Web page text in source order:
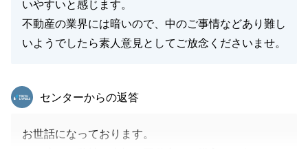
いやすいと感じます。
不動産の業界には暗いので、中のご事情などあり難し
いようでしたら素人意見としてご放念くださいませ。
東急リバブル
センターからの返答
お世話になっております。